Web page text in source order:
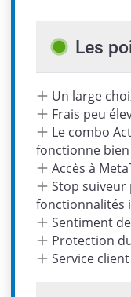
Les
Un large
Frais peu
Le combo
fonctionne bien
Accès à
Stop
fonctionnalités
Sentiment
Protection
Service client